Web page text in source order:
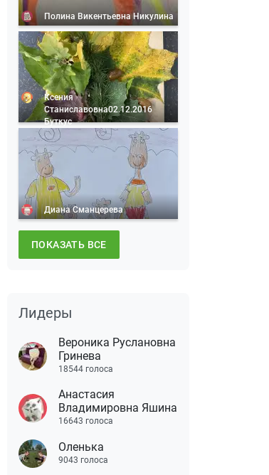
Полина Викентьевна Никулина
Ксения
Станиславовна02.12.2016
Буткус
Диана Сманцерева
ПОКАЗАТЬ ВСЕ
Лидеры
Вероника Руслановна
Гринева
18544 голоса
Анастасия
Владимировна Яшина
16643 голоса
Оленька
9043 голоса